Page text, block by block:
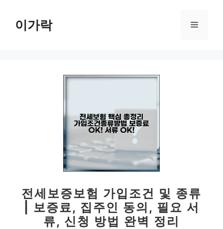
이가락 메
전세보증보험 가입조건 및 종류
| 보증료, 집주인 동의, 필요 서
류, 신청 방법 완벽 정리